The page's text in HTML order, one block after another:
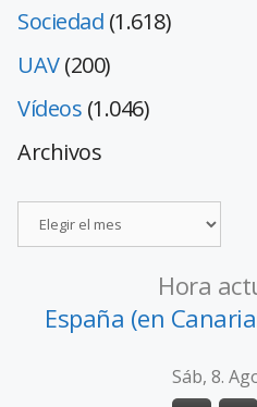
Sociedad (1.618)
UAV(200)
Vídeos (1.046)
Archivos
Hora
España (en